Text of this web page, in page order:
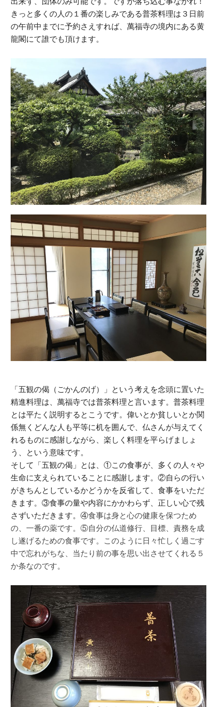
きっと多くの人の１番の楽しみである普茶料理は３日前
の午前中までに予約さえすれば、萬福寺の境内にある黄
龍閣にて誰でも頂けます。
「五観の偈（ごかんのげ）」という考えを念頭に置いた
精進料理は、萬福寺では普茶料理と言います。普茶料理
とは平たく説明するとこうです。偉いとか貧しいとか関
係無くどんな人も平等に机を囲んで、仏さんが与えてく
れるものに感謝しながら、楽しく料理を平らげましょ
う、という意味です。
そして「五観の偈」とは、①この食事が、多くの人々や
生命に支えられていることに感謝します。②自らの行い
がきちんとしているかどうかを反省して、食事をいただ
きます。③食事の量や内容にかかわらず、正しい心で残
さずいただきます。④食事は身と心の健康を保つため
の、一番の薬です。⑤自分の仏道修行、目標、責務を成
し遂げるための食事です。このように日々忙しく過ごす
中で忘れがちな、当たり前の事を思い出させてくれる５
か条なのです。